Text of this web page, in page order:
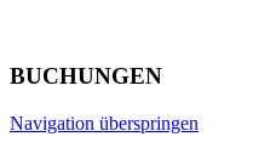
BUCHUNGEN
Navigation überspringen